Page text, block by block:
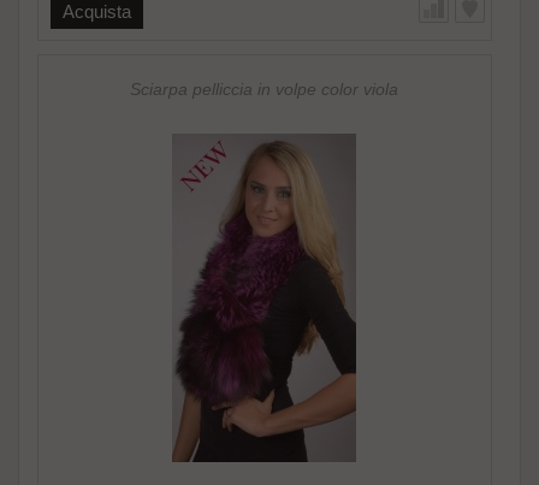
Fatto in Italia. Brand Amica snc -Altissima qualita‘ nel materiale
utilizzato Speciale promozione! Nel caso di acquisto di 2 o piu’
Acquista
Sciarpa pelliccia in volpe color viola